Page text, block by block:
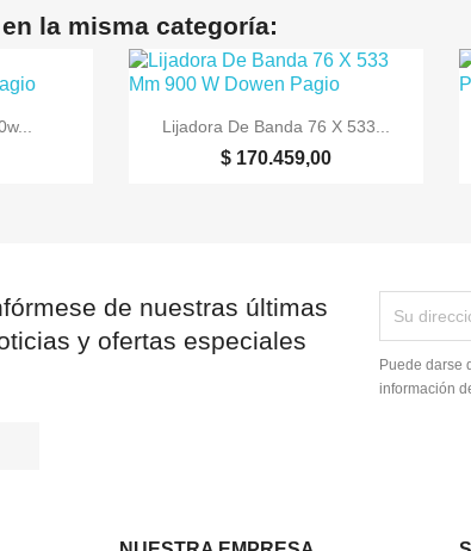
la misma categoría:
 Vista rápida
Lijadora De Banda 76 X 533...
$ 170.459,00
de nuestras últimas
y ofertas especiales
Puede darse
información